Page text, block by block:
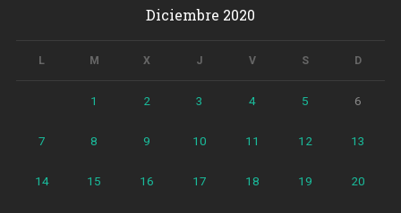
navideñas»
Diciembre 2020
L M X J V S D
1 2 3 4 5 6
7 8 9 10 11 12 13
14 15 16 17 18 19 20